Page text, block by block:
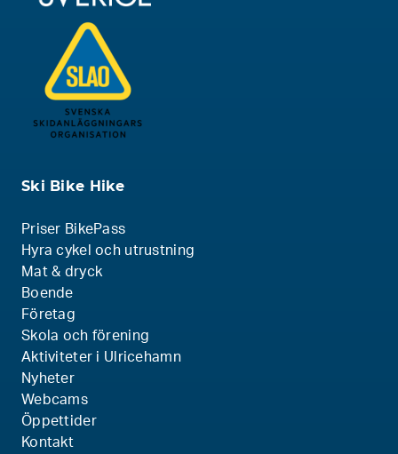
Ski Bike Hike
Priser BikePass
Hyra cykel och utrustning
Mat & dryck
Boende
Företag
Skola och förening
Aktiviteter i Ulricehamn
Nyheter
Webcams
Öppettider
Kontakt